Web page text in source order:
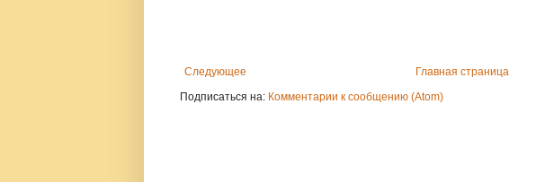
Следующее
Главная страница
Подписаться на: Комментарии к сообщению (Atom)